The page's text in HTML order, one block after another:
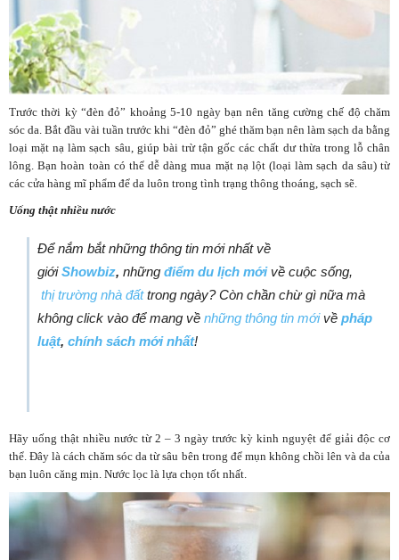
Trước thời kỳ “đèn đỏ” khoảng 5-10 ngày bạn nên tăng cường chế độ chăm
sóc da. Bắt đầu vài tuần trước khi “đèn đỏ” ghé thăm bạn nên làm sạch da bằng
loại mặt nạ làm sạch sâu, giúp bài trừ tận gốc các chất dư thừa trong lỗ chân
lông. Bạn hoàn toàn có thể dễ dàng mua mặt nạ lột (loại làm sạch da sâu) từ
các cửa hàng mĩ phẩm để da luôn trong tình trạng thông thoáng, sạch sẽ.
Uống thật nhiều nước
Để nắm bắt những thông tin mới nhất về
giới Showbiz, những điểm du lịch mớivề cuộc sống,
thị trường nhà đấttrong ngày? Còn chần chừ gì nữa mà
không click vào để mang về những thông tin mới về pháp
luật, chính sách mới nhất!
Hãy uống thật nhiều nước từ 2 – 3 ngày trước kỳ kinh nguyệt để giải độc cơ
thể. Đây là cách chăm sóc da từ sâu bên trong để mụn không chồi lên và da của
bạn luôn căng mịn. Nước lọc là lựa chọn tốt nhất.